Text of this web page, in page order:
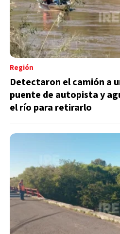
Región
Detectaron el camión a
puente de autopista y
el río para retirarlo